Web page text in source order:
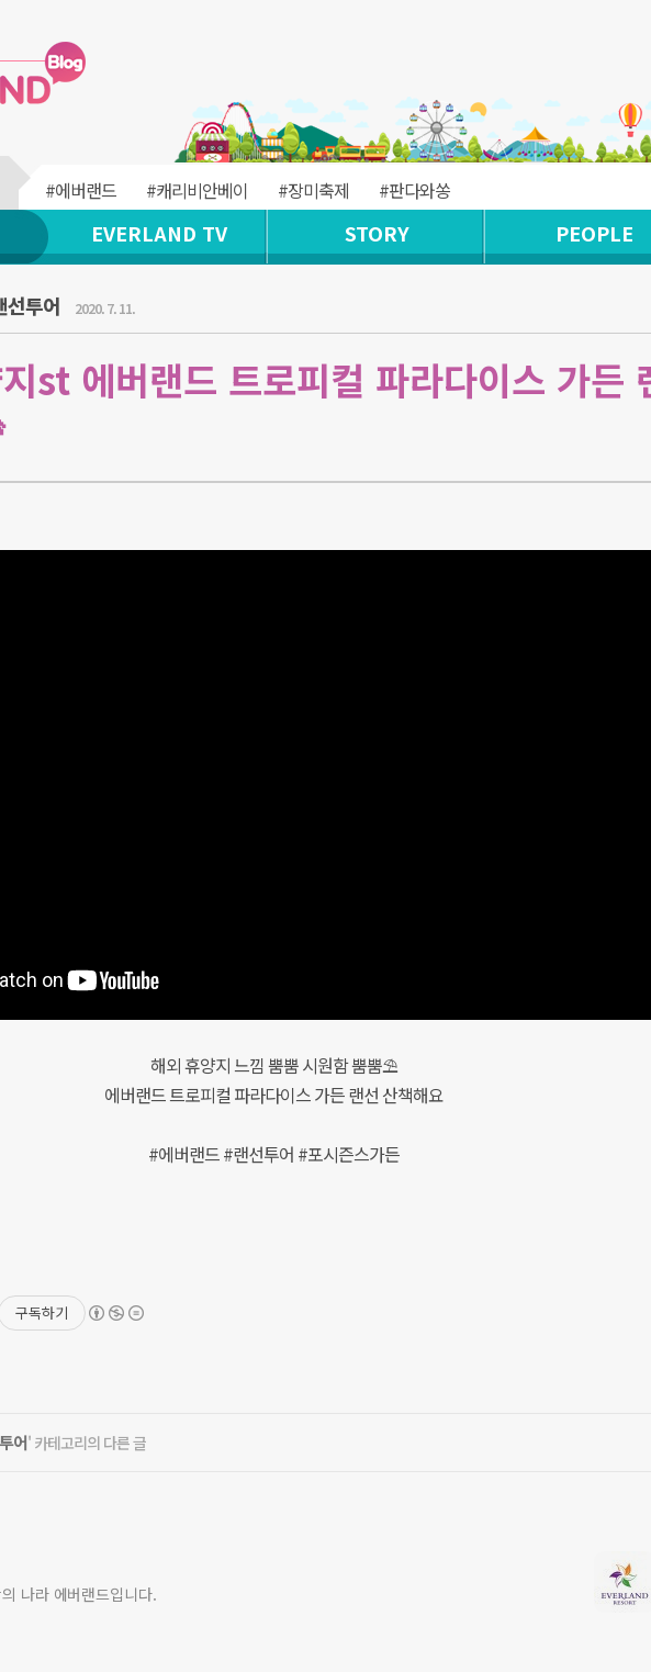
#에버랜드 #캐리비안베이 #장미축제 #판다와쏭
EVERLAND TV STORY PEOPLE
투어 2020. 7. 11.
st 에버랜드 트로피컬 파라다이스 가든
해외 휴양지 느낌 뿜뿜 시원함 뿜뿜⛱
에버랜드 트로피컬 파라다이스 가든 랜선 산책해요
#에버랜드 #랜선투어 #포시즌스가든
구독하기
어' 카테고리의 다른 글
나라 에버랜드입니다.